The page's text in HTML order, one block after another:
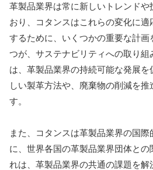
革製品業界は常に新しいトレンドや
おり、コタンスはこれらの変化に
するために、いくつかの重要な計画
つが、サステナビリティへの取り組
は、革製品業界の持続可能な発展
しい製革方法や、廃棄物の削減を推
す。
また、コタンスは革製品業界の国
に、世界各国の革製品業界団体との
れは、革製品業界の共通の課題を